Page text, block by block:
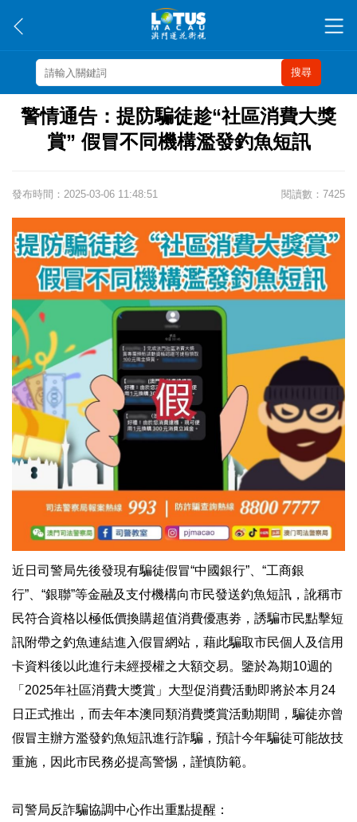
搜尋
警情通告：提防騙徒趁“社區消費大獎
賞” 假冒不同機構濫發釣魚短訊
發布時間：2025-03-06 11:48:51 閱讀數：7425
近日司警局先後發現有騙徒假冒“中國銀行”、“工商銀
行”、“銀聯”等金融及支付機構向市民發送釣魚短訊，訛稱市
民符合資格以極低價換購超值消費優惠劵，誘騙市民點擊短
訊附帶之釣魚連結進入假冒網站，藉此騙取市民個人及信用
卡資料後以此進行未經授權之大額交易。鑒於為期10週的
「2025年社區消費大獎賞」大型促消費活動即將於本月24
日正式推出，而去年本澳同類消費獎賞活動期間，騙徒亦曾
假冒主辦方濫發釣魚短訊進行詐騙，預計今年騙徒可能故技
重施，因此市民務必提高警惕，謹慎防範。
司警局反詐騙協調中心作出重點提醒：